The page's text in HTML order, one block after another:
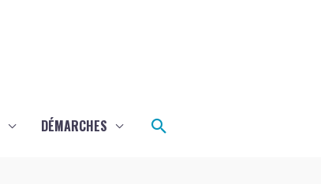
DÉMARCHES Rechercher